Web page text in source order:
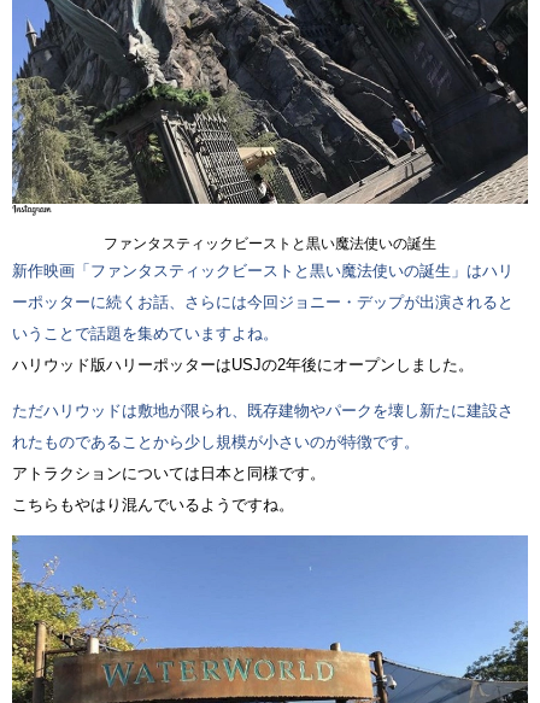
ファンタスティックビーストと黒い魔法使いの誕生
新作映画「ファンタスティックビーストと黒い魔法使いの誕生」はハリ
ーポッターに続くお話、さらには今回ジョニー・デップが出演されると
いうことで話題を集めていますよね。
ハリウッド版ハリーポッターはUSJの2年後にオープンしました。
ただハリウッドは敷地が限られ、既存建物やパークを壊し新たに建設さ
れたものであることから少し規模が小さいのが特徴です。
アトラクションについては日本と同様です。
こちらもやはり混んでいるようですね。